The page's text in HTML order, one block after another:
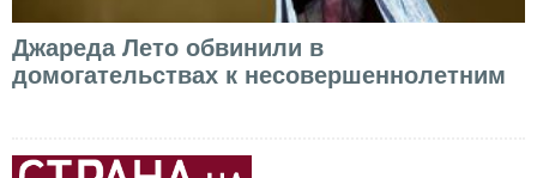
Джареда Лето обвинили в
домогательствах к несовершеннолетним